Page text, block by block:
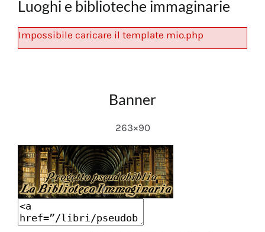
Luoghi e biblioteche immaginarie
Impossibile caricare il template mio.php
Banner
263×90